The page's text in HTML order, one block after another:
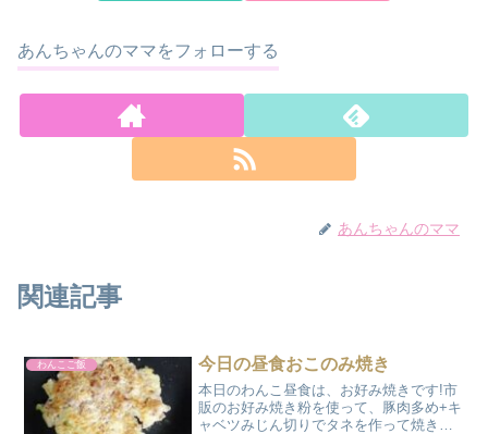
あんちゃんのママをフォローする
あんちゃんのママ
関連記事
わんこご飯 今日の昼食おこのみ焼き
本日のわんこ昼食は、お好み焼きです!市
販のお好み焼き粉を使って、豚肉多め+キ
ャベツみじん切りでタネを作って焼きま